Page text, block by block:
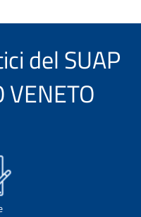
del SUAP
VENETO